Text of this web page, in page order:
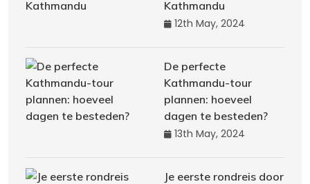
Kathmandu
12th May, 2024
De perfecte
Kathmandu-tour
plannen: hoeveel
dagen te besteden?
13th May, 2024
Je eerste rondreis door